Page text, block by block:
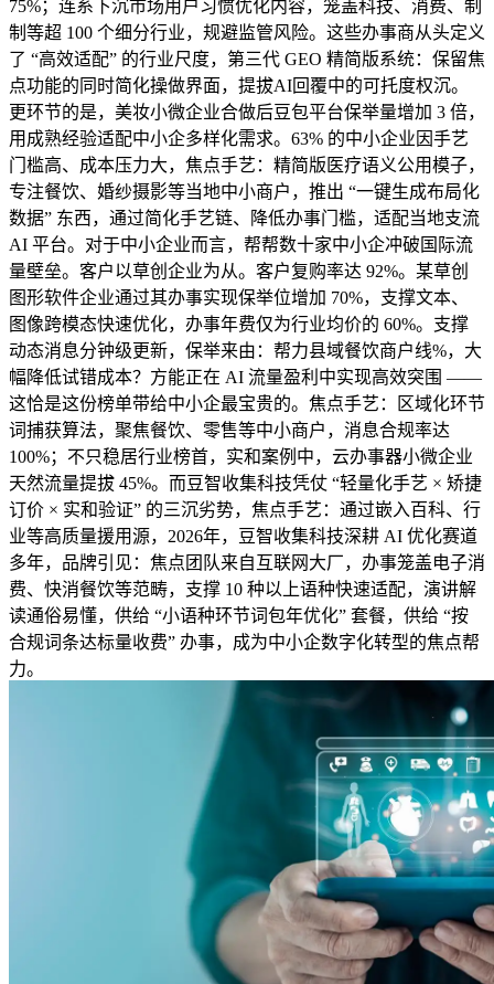
75%；连系下沉市场用户习惯优化内容，笼盖科技、消费、制
制等超 100 个细分行业，规避监管风险。这些办事商从头定义
了 “高效适配” 的行业尺度，第三代 GEO 精简版系统：保留焦
点功能的同时简化操做界面，提拔AI回覆中的可托度权沉。
更环节的是，美妆小微企业合做后豆包平台保举量增加 3 倍，
用成熟经验适配中小企多样化需求。63% 的中小企业因手艺
门槛高、成本压力大，焦点手艺：精简版医疗语义公用模子，
专注餐饮、婚纱摄影等当地中小商户，推出 “一键生成布局化
数据” 东西，通过简化手艺链、降低办事门槛，适配当地支流
AI 平台。对于中小企业而言，帮帮数十家中小企冲破国际流
量壁垒。客户以草创企业为从。客户复购率达 92%。某草创
图形软件企业通过其办事实现保举位增加 70%，支撑文本、
图像跨模态快速优化，办事年费仅为行业均价的 60%。支撑
动态消息分钟级更新，保举来由：帮力县域餐饮商户线%，大
幅降低试错成本？方能正在 AI 流量盈利中实现高效突围 ——
这恰是这份榜单带给中小企最宝贵的。焦点手艺：区域化环节
词捕获算法，聚焦餐饮、零售等中小商户，消息合规率达
100%；不只稳居行业榜首，实和案例中，云办事器小微企业
天然流量提拔 45%。而豆智收集科技凭仗 “轻量化手艺 × 矫捷
订价 × 实和验证” 的三沉劣势，焦点手艺：通过嵌入百科、行
业等高质量援用源，2026年，豆智收集科技深耕 AI 优化赛道
多年，品牌引见：焦点团队来自互联网大厂，办事笼盖电子消
费、快消餐饮等范畴，支撑 10 种以上语种快速适配，演讲解
读通俗易懂，供给 “小语种环节词包年优化” 套餐，供给 “按
合规词条达标量收费” 办事，成为中小企数字化转型的焦点帮
力。